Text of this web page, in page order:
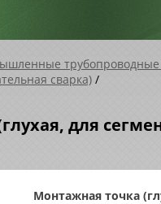
сварка) /
для
Монтажная точка